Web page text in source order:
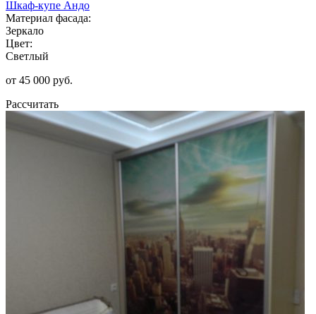
Шкаф-купе Андо
Материал фасада:
Зеркало
Цвет:
Светлый
от 45 000 руб.
Рассчитать